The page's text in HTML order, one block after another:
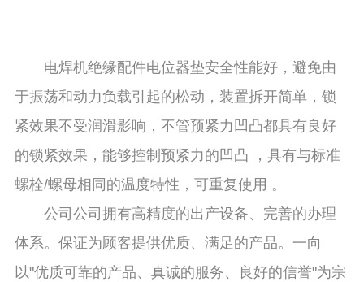
电焊机绝缘配件电位器垫安全性能好，避免由
于振荡和动力负载引起的松动，装置拆开简单，锁
紧效果不受润滑影响，不管预紧力凹凸都具有良好
的锁紧效果，能够控制预紧力的凹凸 ，具有与标准
螺栓/螺母相同的温度特性，可重复使用 。
公司公司拥有高精度的出产设备、完善的办理
体系。保证为顾客提供优质、满足的产品。一向
以"优质可靠的产品、真诚的服务、良好的信誉"为宗